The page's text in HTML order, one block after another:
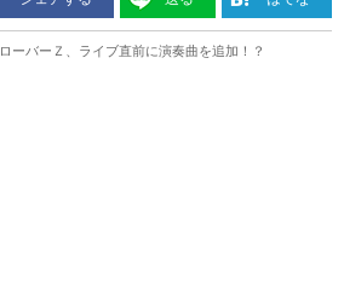
ーバーＺ、ライブ直前に演奏曲を追加！？